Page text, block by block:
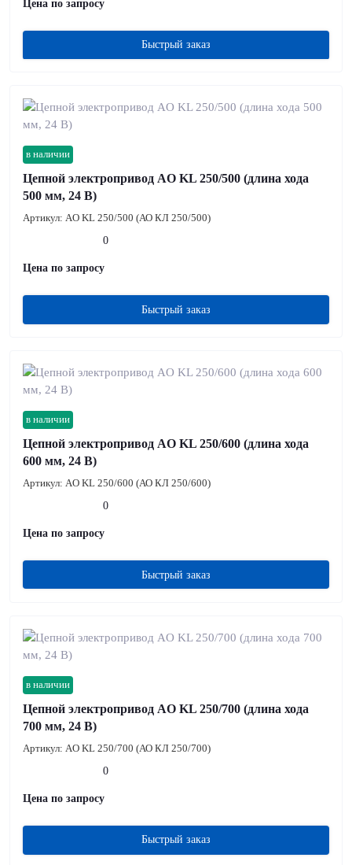
Цена по запросу
Быстрый заказ
в наличии
Цепной электропривод AO KL 250/500 (длина хода
500 мм, 24 В)
Артикул: AO KL 250/500 (АО КЛ 250/500)
0
Цена по запросу
Быстрый заказ
в наличии
Цепной электропривод AO KL 250/600 (длина хода
600 мм, 24 В)
Артикул: AO KL 250/600 (АО КЛ 250/600)
0
Цена по запросу
Быстрый заказ
в наличии
Цепной электропривод AO KL 250/700 (длина хода
700 мм, 24 В)
Артикул: AO KL 250/700 (АО КЛ 250/700)
0
Цена по запросу
Быстрый заказ